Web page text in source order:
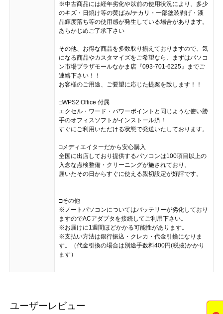
※中古商品には経年劣化や以前の使用状況により、多少
のキズ・日焼け等の黄ばみ/テカリ・一部塗装剥げ・液
晶輝度落ち等の使用感が発生している場合があります。
あらかじめご了承下さい
その他、お得な商品を多数取り揃えておりますので、気
になる商品やカスタマイズをご希望なら、まずはパソコ
ン市場プラザモールなかま店『093-701-6225』までご
連絡下さい！！
お客様のご用途、ご要望に応じた提案を致します！！
□WPS2 Office 付属
エクセル・ワード・パワーポイントと同じような使い勝
手のオフィスソフトがインストール済！
すぐにご利用いただける状態で発送いたしております。
□メディエイターだから安心購入
全国に出店しており提供するパソコンは100項目以上の
入念な点検整備・クリーニングが施されており、
届いたその日からすぐに使える親切設定が好評です。
□その他
※ノートパソコンについてはバッテリーが劣化しており
ますのでACアダプタを接続してご利用下さい。
※お届けに1週間ほどかかる可能性があります。
※支払い方法は銀行振込・クレカ・代金引換になりま
す。（代金引換の場合は別途手数料400円(税抜)かかり
ます）
ユーザーレビュー